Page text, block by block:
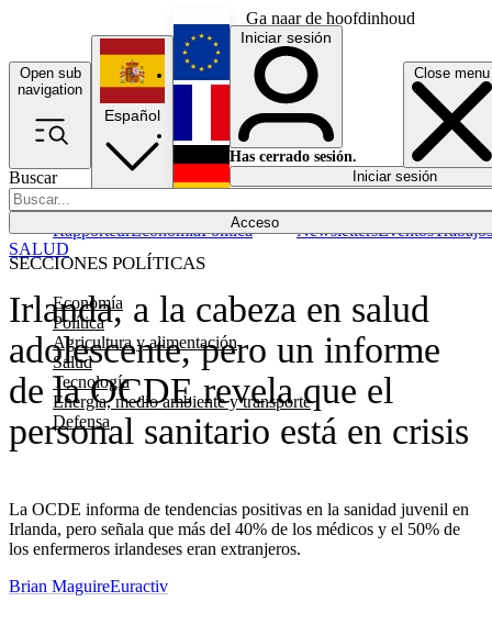
Ga naar de hoofdinhoud
Open sub
navigation
Close menu
Buscar
Acceso
SECCIONES POLÍTICAS
Economía
Política
Agricultura y alimentación
Salud
Tecnología
Energía, medio ambiente y transporte
Defensa
RapporteurEconomíaPolítica NewslettersEventosTrabajos
Español
English
Français
Iniciar sesión
Has cerrado sesión.
Iniciar sesión
Irlanda, a la cabeza en salud
adolescente, pero un informe
de la OCDE revela que el
personal sanitario está en crisis
La OCDE informa de tendencias positivas en la sanidad juvenil en
Irlanda, pero señala que más del 40% de los médicos y el 50% de
los enfermeros irlandeses eran extranjeros.
SALUD
Brian MaguireEuractiv